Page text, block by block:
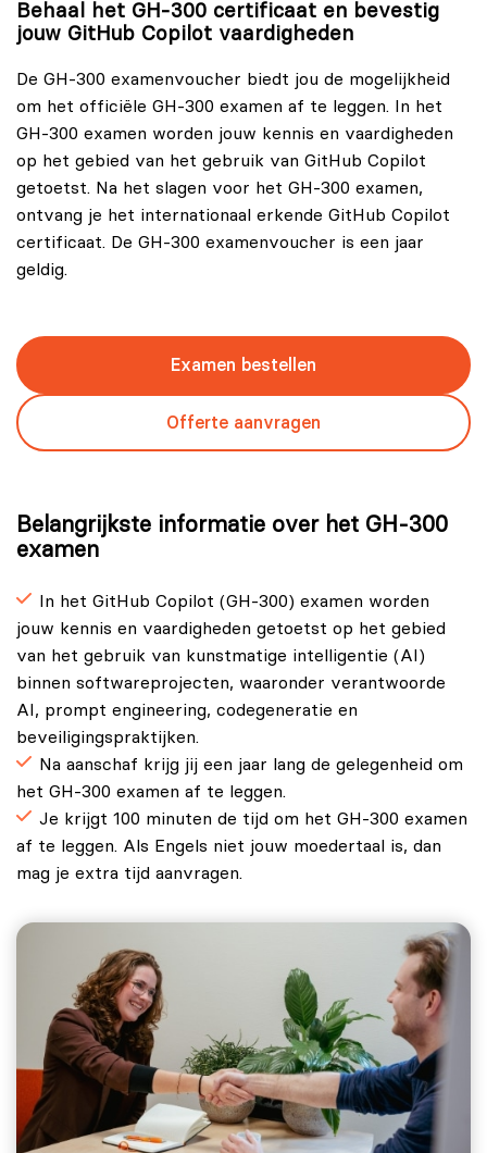
Behaal het GH-300 certificaat en bevestig
jouw GitHub Copilot vaardigheden
De GH-300 examenvoucher biedt jou de mogelijkheid
om het officiële GH-300 examen af te leggen. In het
GH-300 examen worden jouw kennis en vaardigheden
op het gebied van het gebruik van GitHub Copilot
getoetst. Na het slagen voor het GH-300 examen,
ontvang je het internationaal erkende GitHub Copilot
certificaat. De GH-300 examenvoucher is een jaar
geldig.
Examen bestellen
Offerte aanvragen
Belangrijkste informatie over het GH-300
examen
In het GitHub Copilot (GH‑300) examen worden
jouw kennis en vaardigheden getoetst op het gebied
van het gebruik van kunstmatige intelligentie (AI)
binnen softwareprojecten, waaronder verantwoorde
AI, prompt engineering, codegeneratie en
beveiligingspraktijken.
Na aanschaf krijg jij een jaar lang de gelegenheid om
het GH-300 examen af te leggen.
Je krijgt 100 minuten de tijd om het GH-300 examen
af te leggen. Als Engels niet jouw moedertaal is, dan
mag je extra tijd aanvragen.